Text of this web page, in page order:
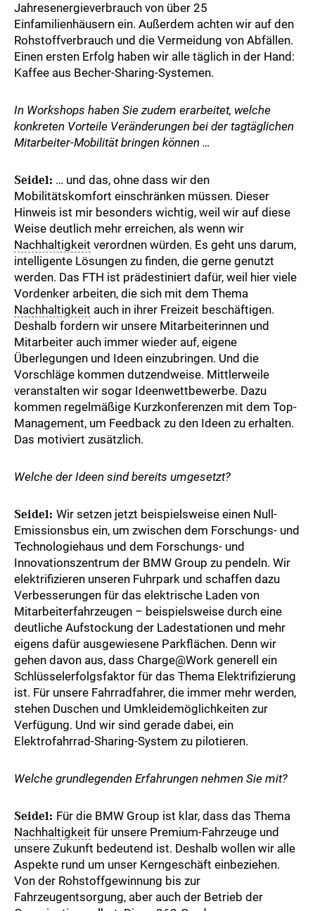
Jahresenergieverbrauch von über 25
Einfamilienhäusern ein. Außerdem achten wir auf den
Rohstoffverbrauch und die Vermeidung von Abfällen.
Einen ersten Erfolg haben wir alle täglich in der Hand:
Kaffee aus Becher-Sharing-Systemen.
In Workshops haben Sie zudem erarbeitet, welche
konkreten Vorteile Veränderungen bei der tagtäglichen
Mitarbeiter-Mobilität bringen können …
Seidel: … und das, ohne dass wir den
Mobilitätskomfort einschränken müssen. Dieser
Hinweis ist mir besonders wichtig, weil wir auf diese
Weise deutlich mehr erreichen, als wenn wir
Nachhaltigkeit verordnen würden. Es geht uns darum,
intelligente Lösungen zu finden, die gerne genutzt
werden. Das FTH ist prädestiniert dafür, weil hier viele
Vordenker arbeiten, die sich mit dem Thema
Nachhaltigkeit auch in ihrer Freizeit beschäftigen.
Deshalb fordern wir unsere Mitarbeiterinnen und
Mitarbeiter auch immer wieder auf, eigene
Überlegungen und Ideen einzubringen. Und die
Vorschläge kommen dutzendweise. Mittlerweile
veranstalten wir sogar Ideenwettbewerbe. Dazu
kommen regelmäßige Kurzkonferenzen mit dem Top-
Management, um Feedback zu den Ideen zu erhalten.
Das motiviert zusätzlich.
Welche der Ideen sind bereits umgesetzt?
Seidel: Wir setzen jetzt beispielsweise einen Null-
Emissionsbus ein, um zwischen dem Forschungs- und
Technologiehaus und dem Forschungs- und
Innovationszentrum der BMW Group zu pendeln. Wir
elektrifizieren unseren Fuhrpark und schaffen dazu
Verbesserungen für das elektrische Laden von
Mitarbeiterfahrzeugen – beispielsweise durch eine
deutliche Aufstockung der Ladestationen und mehr
eigens dafür ausgewiesene Parkflächen. Denn wir
gehen davon aus, dass Charge@Work generell ein
Schlüsselerfolgsfaktor für das Thema Elektrifizierung
ist. Für unsere Fahrradfahrer, die immer mehr werden,
stehen Duschen und Umkleidemöglichkeiten zur
Verfügung. Und wir sind gerade dabei, ein
Elektrofahrrad-Sharing-System zu pilotieren.
Welche grundlegenden Erfahrungen nehmen Sie mit?
Seidel: Für die BMW Group ist klar, dass das Thema
Nachhaltigkeit für unsere Premium-Fahrzeuge und
unsere Zukunft bedeutend ist. Deshalb wollen wir alle
Aspekte rund um unser Kerngeschäft einbeziehen.
Von der Rohstoffgewinnung bis zur
Fahrzeugentsorgung, aber auch der Betrieb der